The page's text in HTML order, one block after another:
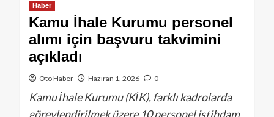
Haber
Kamu İhale Kurumu personel
alımı için başvuru takvimini
açıkladı
Oto Haber Haziran 1, 2026 0
Kamu İhale Kurumu (KİK), farklı kadrolarda
görevlendirilmek üzere 10 personel istihdam